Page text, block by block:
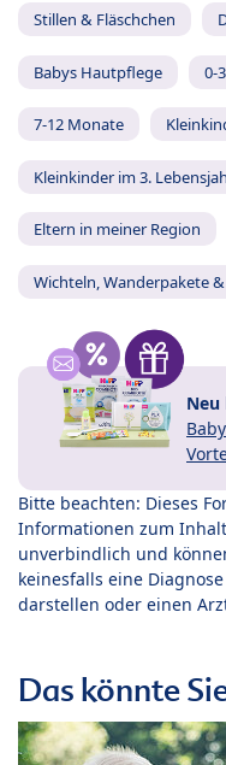
Stillen & Fläschchen
Babys Hautpflege 0-
7-12 Monate
Kleinkinder im 3.
Eltern in meiner Region
Wichteln, Wanderpakete
Neu
Bitte beachten: Dieses
Informationen zum
unverbindlich und
keinesfalls eine
darstellen oder einen
Das könnte